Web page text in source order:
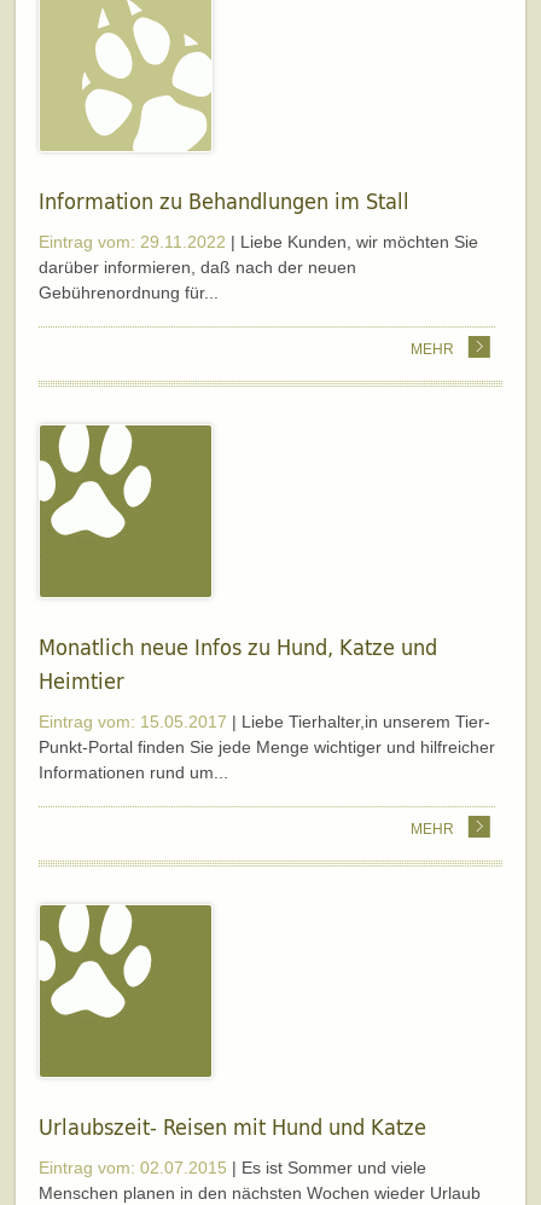
Information zu Behandlungen im Stall
Eintrag vom: 29.11.2022 | Liebe Kunden, wir möchten Sie
darüber informieren, daß nach der neuen
Gebührenordnung für...
MEHR
Monatlich neue Infos zu Hund, Katze und
Heimtier
Eintrag vom: 15.05.2017 | Liebe Tierhalter,in unserem Tier-
Punkt-Portal finden Sie jede Menge wichtiger und hilfreicher
Informationen rund um...
MEHR
Urlaubszeit- Reisen mit Hund und Katze
Eintrag vom: 02.07.2015 | Es ist Sommer und viele
Menschen planen in den nächsten Wochen wieder Urlaub